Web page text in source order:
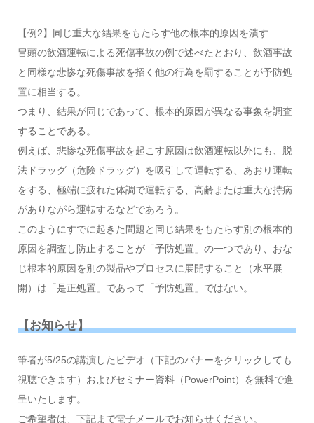
【例2】同じ重大な結果をもたらす他の根本的原因を潰す
冒頭の飲酒運転による死傷事故の例で述べたとおり、飲酒事故
と同様な悲惨な死傷事故を招く他の行為を罰することが予防処
置に相当する。
つまり、結果が同じであって、根本的原因が異なる事象を調査
することである。
例えば、悲惨な死傷事故を起こす原因は飲酒運転以外にも、脱
法ドラッグ（危険ドラッグ）を吸引して運転する、あおり運転
をする、極端に疲れた体調で運転する、高齢または重大な持病
がありながら運転するなどであろう。
このようにすでに起きた問題と同じ結果をもたらす別の根本的
原因を調査し防止することが「予防処置」の一つであり、おな
じ根本的原因を別の製品やプロセスに展開すること（水平展
開）は「是正処置」であって「予防処置」ではない。
【お知らせ】
筆者が5/25の講演したビデオ（下記のバナーをクリックしても
視聴できます）およびセミナー資料（PowerPoint）を無料で進
呈いたします。
ご希望者は、下記まで電子メールでお知らせください。